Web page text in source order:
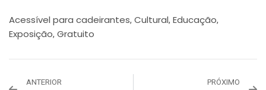
Acessível para cadeirantes, Cultural, Educação,
Exposição, Gratuito
ANTERIOR PRÓXIMO